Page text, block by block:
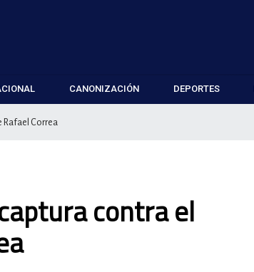
CANONIZACIÓN DEPORTES
Rafael Correa
contra el